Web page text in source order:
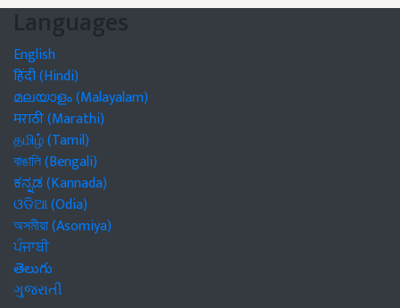
Languages
English
हिंदी (Hindi)
മലയാളം (Malayalam)
मराठी (Marathi)
தமிழ் (Tamil)
বাঙালি (Bengali)
ಕನ್ನಡ (Kannada)
ଓଡିଆ (Odia)
অসমীয়া (Asomiya)
ਪੰਜਾਬੀ
తెలుగు
ગુજરાતી